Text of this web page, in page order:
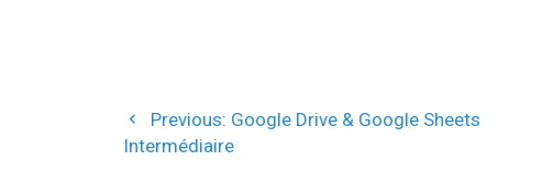
Navigation
de
Previous: Previous
post:
Google Drive & Google Sheets
Intermédiaire